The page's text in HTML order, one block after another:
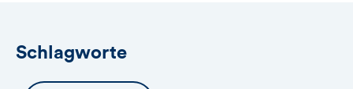
Schlagworte